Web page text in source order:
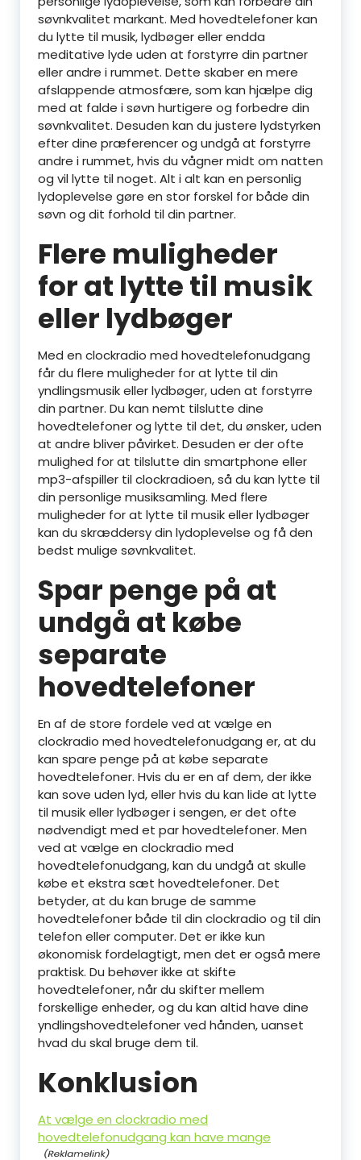
søvnkvalitet markant. Med hovedtelefoner kan
du lytte til musik, lydbøger eller endda
meditative lyde uden at forstyrre din partner
eller andre i rummet. Dette skaber en mere
afslappende atmosfære, som kan hjælpe dig
med at falde i søvn hurtigere og forbedre din
søvnkvalitet. Desuden kan du justere lydstyrken
efter dine præferencer og undgå at forstyrre
andre i rummet, hvis du vågner midt om natten
og vil lytte til noget. Alt i alt kan en personlig
lydoplevelse gøre en stor forskel for både din
søvn og dit forhold til din partner.
Flere muligheder
for at lytte til musik
eller lydbøger
Med en clockradio med hovedtelefonudgang
får du flere muligheder for at lytte til din
yndlingsmusik eller lydbøger, uden at forstyrre
din partner. Du kan nemt tilslutte dine
hovedtelefoner og lytte til det, du ønsker, uden
at andre bliver påvirket. Desuden er der ofte
mulighed for at tilslutte din smartphone eller
mp3-afspiller til clockradioen, så du kan lytte til
din personlige musiksamling. Med flere
muligheder for at lytte til musik eller lydbøger
kan du skræddersy din lydoplevelse og få den
bedst mulige søvnkvalitet.
Spar penge på at
undgå at købe
separate
hovedtelefoner
En af de store fordele ved at vælge en
clockradio med hovedtelefonudgang er, at du
kan spare penge på at købe separate
hovedtelefoner. Hvis du er en af dem, der ikke
kan sove uden lyd, eller hvis du kan lide at lytte
til musik eller lydbøger i sengen, er det ofte
nødvendigt med et par hovedtelefoner. Men
ved at vælge en clockradio med
hovedtelefonudgang, kan du undgå at skulle
købe et ekstra sæt hovedtelefoner. Det
betyder, at du kan bruge de samme
hovedtelefoner både til din clockradio og til din
telefon eller computer. Det er ikke kun
økonomisk fordelagtigt, men det er også mere
praktisk. Du behøver ikke at skifte
hovedtelefoner, når du skifter mellem
forskellige enheder, og du kan altid have dine
yndlingshovedtelefoner ved hånden, uanset
hvad du skal bruge dem til.
Konklusion
At vælge en clockradio med
hovedtelefonudgang kan have mange